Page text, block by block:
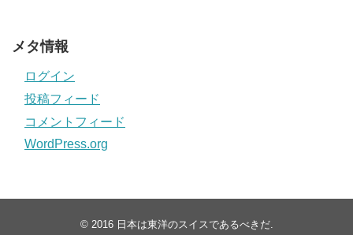
メタ情報
ログイン
投稿フィード
コメントフィード
WordPress.org
© 2016 日本は東洋のスイスであるべきだ.